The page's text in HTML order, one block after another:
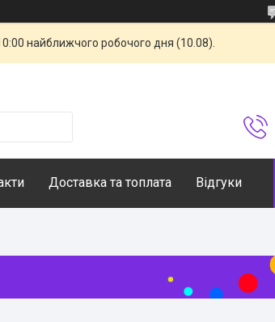
найближчого робочого дня (10.08).
Доставка та топлата Відгуки